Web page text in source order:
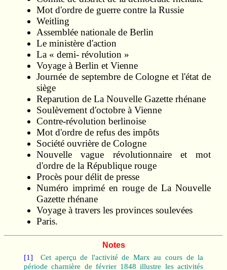
Mot d'ordre de guerre contre la Russie
Weitling
Assemblée nationale de Berlin
Le ministère d'action
La « demi- révolution »
Voyage à Berlin et Vienne
Journée de septembre de Cologne et l'état de
siège
Reparution de La Nouvelle Gazette rhénane
Soulèvement d'octobre à Vienne
Contre-révolution berlinoise
Mot d'ordre de refus des impôts
Société ouvrière de Cologne
Nouvelle vague révolutionnaire et mot
d'ordre de la République rouge
Procès pour délit de presse
Numéro imprimé en rouge de La Nouvelle
Gazette rhénane
Voyage à travers les provinces soulevées
Paris.
Notes
[1] Cet aperçu de l'activité de Marx au cours de la
période charnière de février 1848 illustre les activités